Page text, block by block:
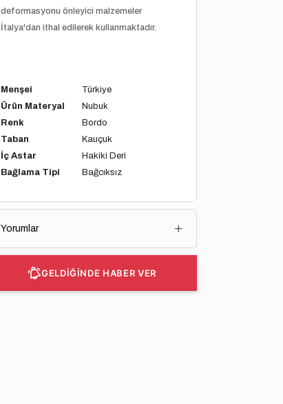
deformasyonu önleyici malzemeler
İtalya'dan ithal edilerek kullanmaktadır.
Menşei
Türkiye
Ürün Materyal
Nubuk
Renk
Bordo
Taban
Kauçuk
İç Astar
Hakiki Deri
Bağlama Tipi
Bağcıksız
Yorumlar
GELDİĞİNDE HABER VER